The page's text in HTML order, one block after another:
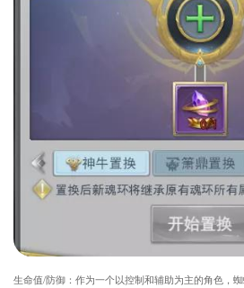
生命值/防御：作为一个以控制和辅助为主的角色，